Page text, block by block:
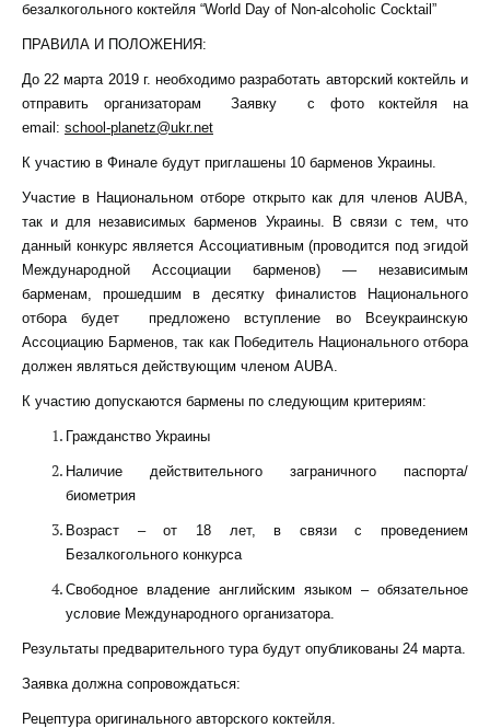
безалкогольного коктейля “World Day of Non-alcoholic Cocktail”
ПРАВИЛА И ПОЛОЖЕНИЯ:
До 22 марта 2019 г. необходимо разработать авторский коктейль и
отправить организаторам Заявку с фото коктейля на
email: school-planetz@ukr.net
К участию в Финале будут приглашены 10 барменов Украины.
Участие в Национальном отборе открыто как для членов AUBA,
так и для независимых барменов Украины. В связи с тем, что
данный конкурс является Ассоциативным (проводится под эгидой
Международной Ассоциации барменов) — независимым
барменам, прошедшим в десятку финалистов Национального
отбора будет предложено вступление во Всеукраинскую
Ассоциацию Барменов, так как Победитель Национального отбора
должен являться действующим членом AUBA.
К участию допускаются бармены по следующим критериям:
Гражданство Украины
Наличие действительного заграничного паспорта/
биометрия
Возраст – от 18 лет, в связи с проведением
Безалкогольного конкурса
Свободное владение английским языком – обязательное
условие Международного организатора.
Результаты предварительного тура будут опубликованы 24 марта.
Заявка должна сопровождаться:
Рецептура оригинального авторского коктейля.